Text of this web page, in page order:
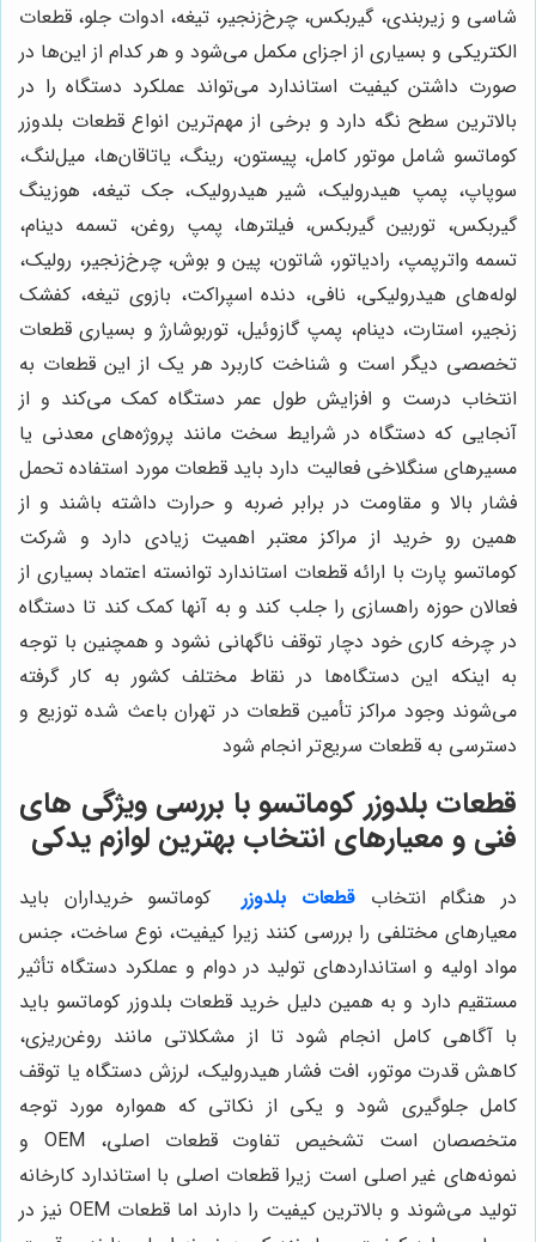
شاسی و زیربندی، گیربکس، چرخ‌زنجیر، تیغه، ادوات جلو، قطعات
الکتریکی و بسیاری از اجزای مکمل می‌شود و هر کدام از این‌ها در
صورت داشتن کیفیت استاندارد می‌تواند عملکرد دستگاه را در
بالاترین سطح نگه دارد و برخی از مهم‌ترین انواع قطعات بلدوزر
کوماتسو شامل موتور کامل، پیستون، رینگ، یاتاقان‌ها، میل‌لنگ،
سوپاپ، پمپ هیدرولیک، شیر هیدرولیک، جک تیغه، هوزینگ
گیربکس، توربین گیربکس، فیلترها، پمپ روغن، تسمه دینام،
تسمه واترپمپ، رادیاتور، شاتون، پین و بوش، چرخ‌زنجیر، رولیک،
لوله‌های هیدرولیکی، نافی، دنده اسپراکت، بازوی تیغه، کفشک
زنجیر، استارت، دینام، پمپ گازوئیل، توربوشارژ و بسیاری قطعات
تخصصی دیگر است و شناخت کاربرد هر یک از این قطعات به
انتخاب درست و افزایش طول عمر دستگاه کمک می‌کند و از
آنجایی که دستگاه در شرایط سخت مانند پروژه‌های معدنی یا
مسیرهای سنگلاخی فعالیت دارد باید قطعات مورد استفاده تحمل
فشار بالا و مقاومت در برابر ضربه و حرارت داشته باشند و از
همین رو خرید از مراکز معتبر اهمیت زیادی دارد و شرکت
کوماتسو پارت با ارائه قطعات استاندارد توانسته اعتماد بسیاری از
فعالان حوزه راهسازی را جلب کند و به آنها کمک کند تا دستگاه
در چرخه کاری خود دچار توقف ناگهانی نشود و همچنین با توجه
به اینکه این دستگاه‌ها در نقاط مختلف کشور به کار گرفته
می‌شوند وجود مراکز تأمین قطعات در تهران باعث شده توزیع و
دسترسی به قطعات سریع‌تر انجام شود
قطعات بلدوزر کوماتسو با بررسی ویژگی های
فنی و معیارهای انتخاب بهترین لوازم یدکی
در هنگام انتخاب قطعات بلدوزر
کوماتسو خریداران باید
معیارهای مختلفی را بررسی کنند زیرا کیفیت، نوع ساخت، جنس
مواد اولیه و استانداردهای تولید در دوام و عملکرد دستگاه تأثیر
مستقیم دارد و به همین دلیل خرید قطعات بلدوزر کوماتسو باید
با آگاهی کامل انجام شود تا از مشکلاتی مانند روغن‌ریزی،
کاهش قدرت موتور، افت فشار هیدرولیک، لرزش دستگاه یا توقف
کامل جلوگیری شود و یکی از نکاتی که همواره مورد توجه
متخصصان است تشخیص تفاوت قطعات اصلی، OEM و
نمونه‌های غیر اصلی است زیرا قطعات اصلی با استاندارد کارخانه
تولید می‌شوند و بالاترین کیفیت را دارند اما قطعات OEM نیز در